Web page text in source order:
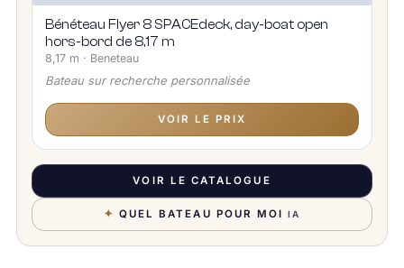
Bénéteau Flyer 8 SPACEdeck, day-boat open
hors-bord de 8,17 m
8,17 m · Beneteau
Bateau sur recherche personnalisée
VOIR LE PRIX
VOIR LE CATALOGUE
✦ QUEL BATEAU POUR MOIIA